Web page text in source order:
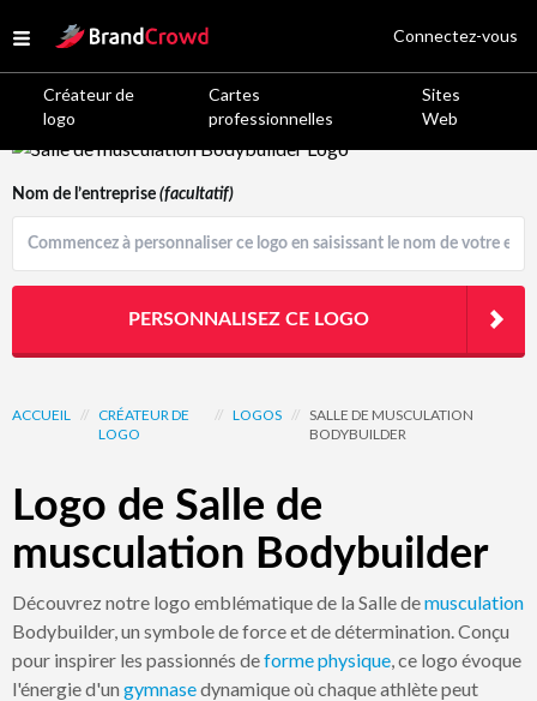
Open menu
Site Logo
Créateur de
logo
Cartes
professionnelles
Sites
Web
Connectez-vous
Logo Template Preview
ACCUEIL // CRÉATEUR DE
LOGO
// LOGOS // SALLE DE MUSCULATION
BODYBUILDER
Logo de Salle de
musculation Bodybuilder
Découvrez notre logo emblématique de la Salle demusculation
Bodybuilder, un symbole de force et de détermination. Conçu
pour inspirer les passionnés deforme physique, ce logo évoque
l'énergie d'un gymnasedynamique où chaque athlète peut
Nom de l’entreprise (facultatif)
PERSONNALISEZ CE LOGO